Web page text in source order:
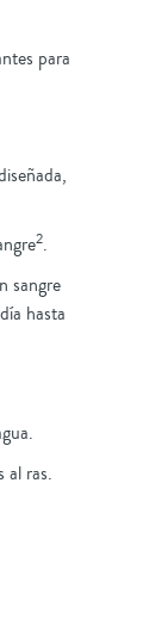
para
2.
sangre
hasta
al ras.